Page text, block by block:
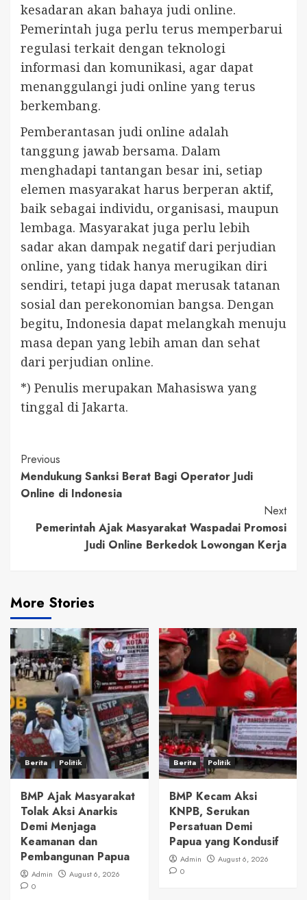
kesadaran akan bahaya judi online.
Pemerintah juga perlu terus memperbarui
regulasi terkait dengan teknologi
informasi dan komunikasi, agar dapat
menanggulangi judi online yang terus
berkembang.
Pemberantasan judi online adalah
tanggung jawab bersama. Dalam
menghadapi tantangan besar ini, setiap
elemen masyarakat harus berperan aktif,
baik sebagai individu, organisasi, maupun
lembaga. Masyarakat juga perlu lebih
sadar akan dampak negatif dari perjudian
online, yang tidak hanya merugikan diri
sendiri, tetapi juga dapat merusak tatanan
sosial dan perekonomian bangsa. Dengan
begitu, Indonesia dapat melangkah menuju
masa depan yang lebih aman dan sehat
dari perjudian online.
*) Penulis merupakan Mahasiswa yang
tinggal di Jakarta.
Continue
Reading
Previous
Mendukung Sanksi Berat Bagi Operator Judi
Online di Indonesia
Next
Pemerintah Ajak Masyarakat Waspadai Promosi
Judi Online Berkedok Lowongan Kerja
More Stories
Berita Politik
BMP Ajak Masyarakat
Tolak Aksi Anarkis
Demi Menjaga
Keamanan dan
Pembangunan Papua
Admin
August 6, 2026
0
Berita Politik
BMP Kecam Aksi
KNPB, Serukan
Persatuan Demi
Papua yang Kondusif
Admin
August 6, 2026
0